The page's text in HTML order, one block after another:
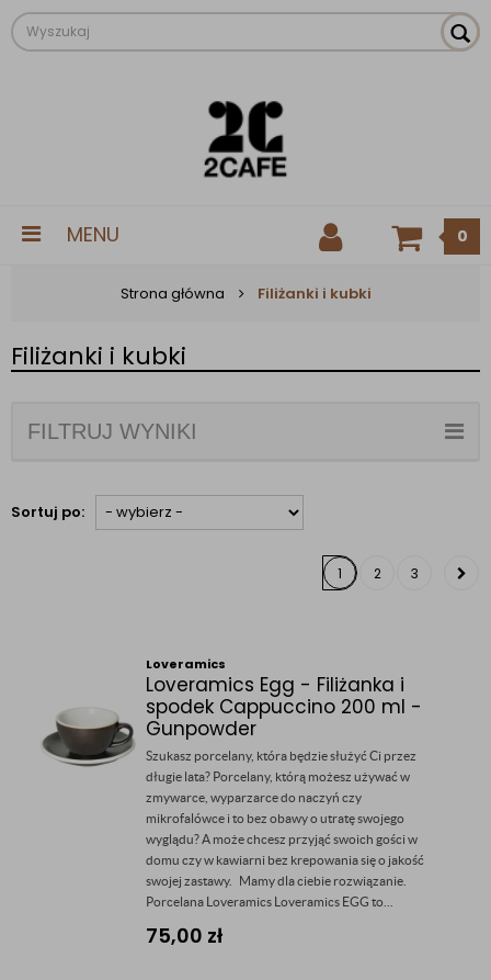
MENU 0
Strona główna Filiżanki i kubki
Filiżanki i kubki
FILTRUJ WYNIKI
Sortuj po:
1 2 3
Loveramics
Loveramics Egg - Filiżanka i
spodek Cappuccino 200 ml -
Gunpowder
Szukasz porcelany, która będzie służyć Ci przez
długie lata? Porcelany, którą możesz używać w
zmywarce, wyparzarce do naczyń czy
mikrofalówce i to bez obawy o utratę swojego
wyglądu? A może chcesz przyjąć swoich gości w
domu czy w kawiarni bez krepowania się o jakość
swojej zastawy. Mamy dla ciebie rozwiązanie.
Porcelana Loveramics Loveramics EGG to...
75,00 zł